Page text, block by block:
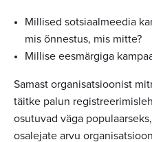
Millised sotsiaalmeedia
mis õnnestus, mis mitte?
Millise eesmärgiga
Samast organisatsioonist
täitke palun
osutuvad väga
osalejate arvu